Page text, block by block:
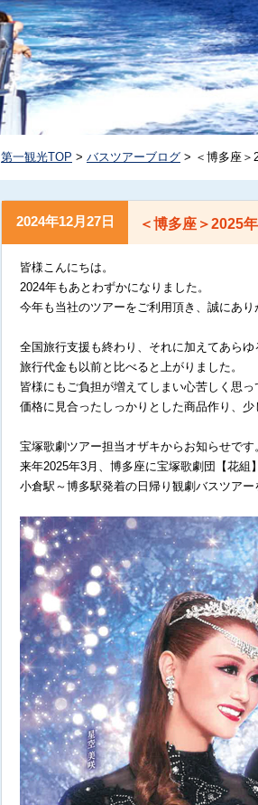
第一観光TOP > バスツアーブログ > ＜博多座＞
2024年12月27日 ＜博多座＞2025
皆様こんにちは。
2024年もあとわずかになりました。
今年も当社のツアーをご利用頂き、誠にあり
全国旅行支援も終わり、それに加えてあら
旅行代金も以前と比べると上がりました。
皆様にもご負担が増えてしまい心苦しく思っ
価格に見合ったしっかりとした商品作り、
宝塚歌劇ツアー担当オザキからお知らせです
来年2025年3月、博多座に宝塚歌劇団【花組
小倉駅～博多駅発着の日帰り観劇バスツアー